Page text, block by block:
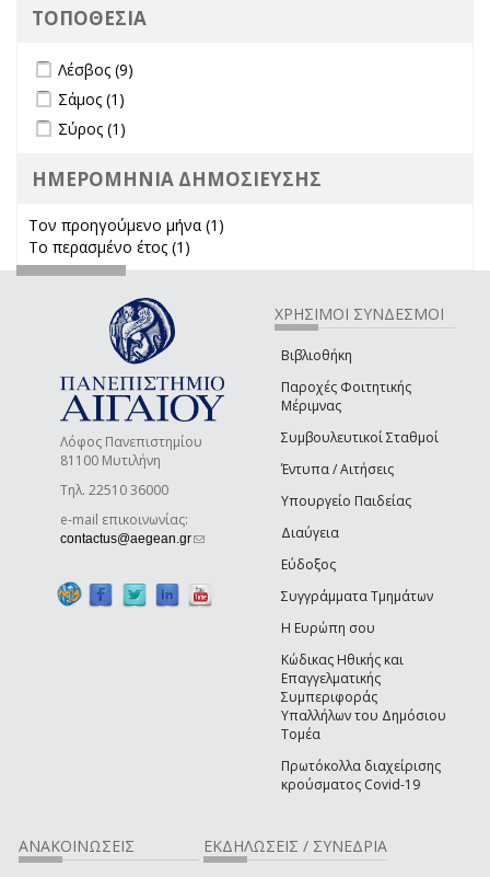
ΤΟΠΟΘΕΣΙΑ
Apply Λέσβος filter
Λέσβος (9)
Apply Σάμος filter
Σάμος (1)
Apply Σύρος filter
Σύρος (1)
ΗΜΕΡΟΜΗΝΙΑ ΔΗΜΟΣΙΕΥΣΗΣ
Τον προηγούμενο μήνα (1)
Το περασμένο έτος (1)
Λόφος Πανεπιστημίου
81100 Μυτιλήνη
Τηλ. 22510 36000
e-mail επικοινωνίας:
contactus@aegean.gr(link sends e-mail)
ΧΡΗΣΙΜΟΙ ΣΥΝΔΕΣΜΟΙ
Βιβλιοθήκη
Παροχές Φοιτητικής
Μέριμνας
Συμβουλευτικοί Σταθμοί
Έντυπα / Αιτήσεις
Υπουργείο Παιδείας
Διαύγεια
Εύδοξος
Συγγράμματα Τμημάτων
Η Ευρώπη σου
Κώδικας Ηθικής και
Επαγγελματικής
Συμπεριφοράς
Υπαλλήλων του Δημόσιου
Τομέα
Πρωτόκολλα διαχείρισης
κρούσματος Covid-19
ΑΝΑΚΟΙΝΩΣΕΙΣ ΕΚΔΗΛΩΣΕΙΣ / ΣΥΝΕΔΡΙΑ